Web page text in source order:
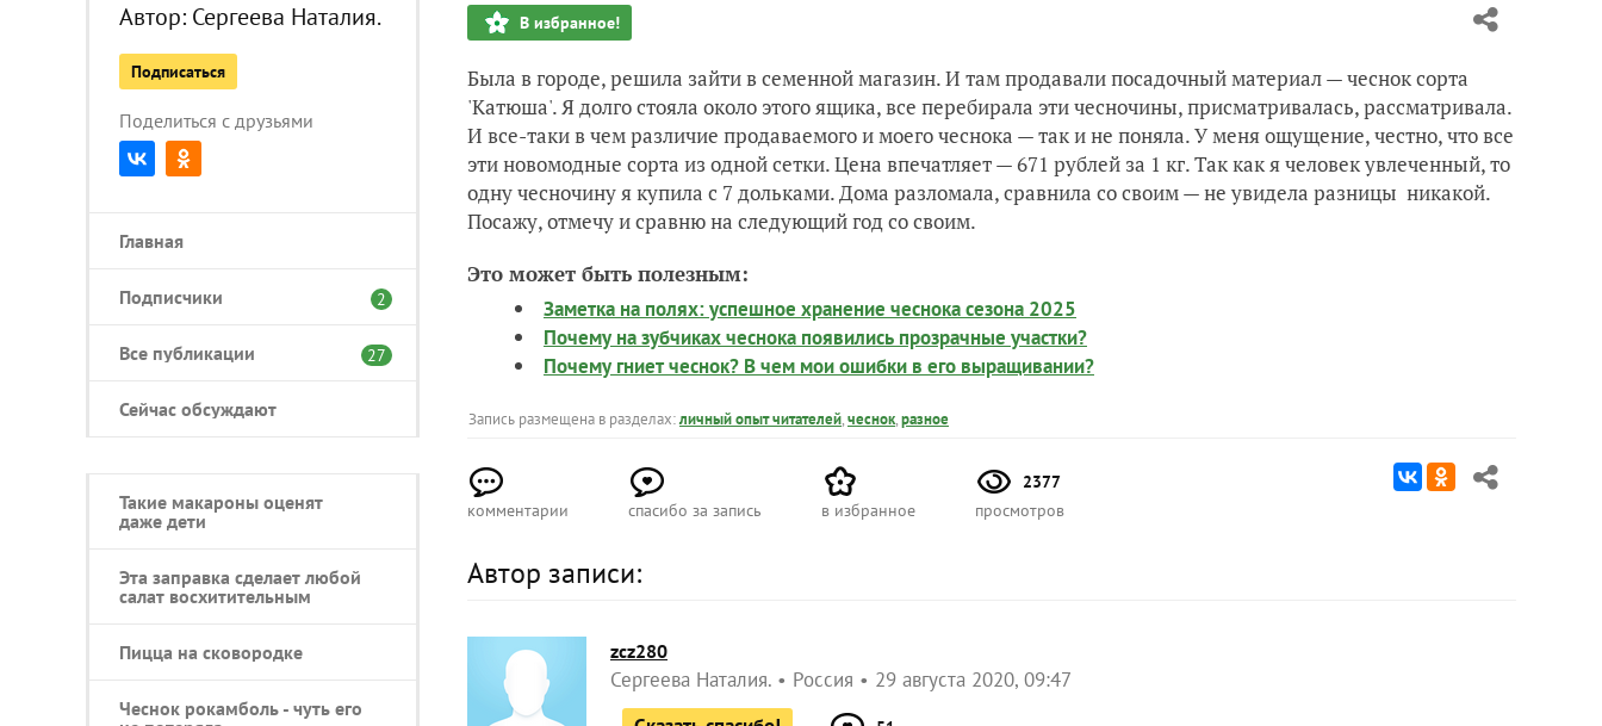
Автор: Сергеева Наталия.
Подписаться
Поделиться с друзьями
Главная
Подписчики 2
Все публикации 27
Сейчас обсуждают
Такие макароны оценят
даже дети
Эта заправка сделает любой
салат восхитительным
Пицца на сковородке
Чеснок рокамболь - чуть его
В избранное!
Была в городе, решила зайти в семенной магазин. И там продавали посадочный материал — чеснок сорта
'Катюша'. Я долго стояла около этого ящика, все перебирала эти чесночины, присматривалась, рассматривала.
И все-таки в чем различие продаваемого и моего чеснока — так и не поняла. У меня ощущение, честно, что все
эти новомодные сорта из одной сетки. Цена впечатляет — 671 рублей за 1 кг. Так как я человек увлеченный, то
одну чесночину я купила с 7 дольками. Дома разломала, сравнила со своим — не увидела разницы никакой.
Посажу, отмечу и сравню на следующий год со своим.
Это может быть полезным:
Заметка на полях: успешное хранение чеснока сезона 2025
Почему на зубчиках чеснока появились прозрачные участки?
Почему гниет чеснок? В чем мои ошибки в его выращивании?
Запись размещена в разделах:личный опыт читателей,чеснок,разное
комментарии спасибо за запись в избранное
2377
просмотров
Автор записи:
zcz280
Сергеева Наталия. Россия
29 августа 2020, 09:47